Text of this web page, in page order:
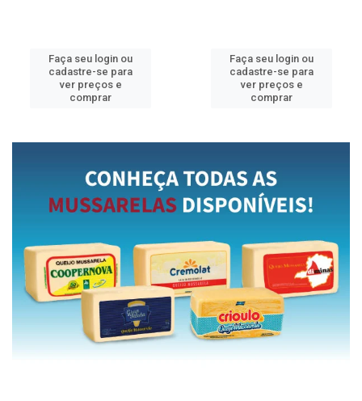
Faça seu login ou
cadastre-se para
ver preços e
comprar
Faça seu login ou
cadastre-se para
ver preços e
comprar